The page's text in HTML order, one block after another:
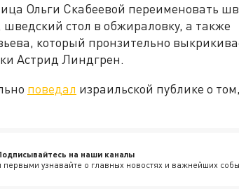
Ольги Скабеевой переименовать
шведский стол в обжираловку, а также
который пронзительно
Астрид Линдгрен.
поведал израильской публике о
на наши каналы
первыми узнавайте о главных новостях и важнейших